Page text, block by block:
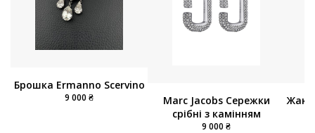
Брошка Ermanno Scervino
9 000 ₴
Marc Jacobs Сережки
срібні з камінням
9 000 ₴